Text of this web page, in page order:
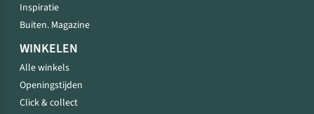
Inspiratie
Buiten. Magazine
WINKELEN
Alle winkels
Openingstijden
Click & collect